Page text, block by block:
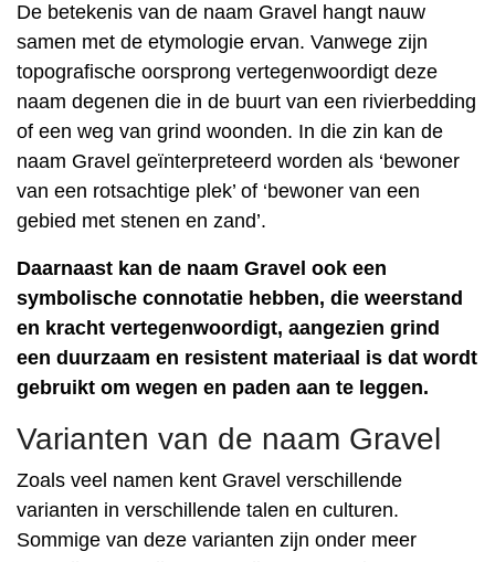
De betekenis van de naam Gravel hangt nauw
samen met de etymologie ervan. Vanwege zijn
topografische oorsprong vertegenwoordigt deze
naam degenen die in de buurt van een rivierbedding
of een weg van grind woonden. In die zin kan de
naam Gravel geïnterpreteerd worden als ‘bewoner
van een rotsachtige plek’ of ‘bewoner van een
gebied met stenen en zand’.
Daarnaast kan de naam Gravel ook een
symbolische connotatie hebben, die weerstand
en kracht vertegenwoordigt, aangezien grind
een duurzaam en resistent materiaal is dat wordt
gebruikt om wegen en paden aan te leggen.
Varianten van de naam Gravel
Zoals veel namen kent Gravel verschillende
varianten in verschillende talen en culturen.
Sommige van deze varianten zijn onder meer